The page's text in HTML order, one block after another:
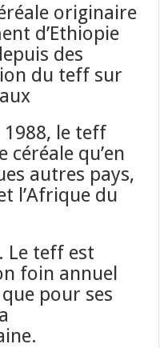
originaire
d’Ethiopie
des
du teff sur
1988, le teff
qu’en
autres pays,
l’Afrique du
Le teff est
foin annuel
pour ses